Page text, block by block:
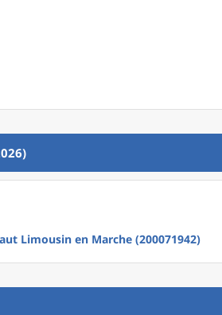
Limousin en Marche (200071942)